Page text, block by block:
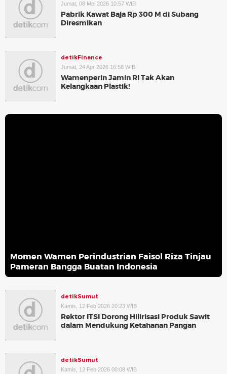
Jumat, 08 Mei 2026 10:57 WIB
Pabrik Kawat Baja Rp 300 M di Subang
Diresmikan
detikFinance
Jumat, 24 Apr 2026 16:58 WIB
Wamenperin Jamin RI Tak Akan
Kelangkaan Plastik!
Momen Wamen Perindustrian Faisol Riza Tinjau
Pameran Bangga Buatan Indonesia
detikSumut
Kamis, 12 Feb 2026 20:23 WIB
Rektor ITSI Dorong Hilirisasi Produk Sawit
dalam Mendukung Ketahanan Pangan
detikSumut
Kamis, 12 Feb 2026 00:08 WIB